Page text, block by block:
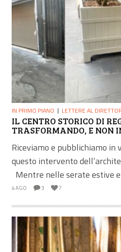
IN PRIMO PIANO LETTERE AL
IL CENTRO STORICO DI
TRASFORMANDO, E NON
Riceviamo e pubblichiamo in
questo intervento
Mentre nelle serate estive
4 AGO 3 7